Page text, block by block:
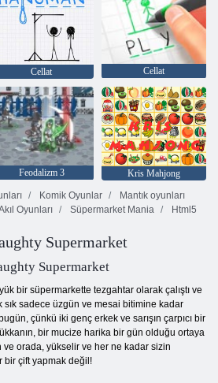
Cellat Cellat
Feodalizm 3
Kris Mahjong
Komik Oyunlar
Mantık oyunları
Oyunları Süpermarket Mania Html5
Supermarket
Supermarket
bir süpermarkette tezgahtar olarak çalıştı ve
sık sadece üzgün ve mesai bitimine kadar
çünkü iki genç erkek ve sarışın çarpıcı bir
bir mucize harika bir gün olduğu ortaya
ve orada, yükselir ve her ne kadar sizin
bir çift yapmak değil!